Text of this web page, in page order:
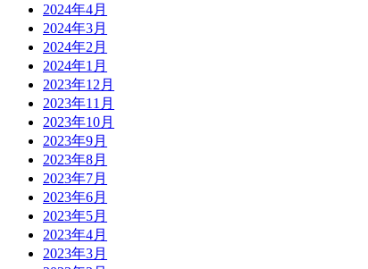
2024年4月
2024年3月
2024年2月
2024年1月
2023年12月
2023年11月
2023年10月
2023年9月
2023年8月
2023年7月
2023年6月
2023年5月
2023年4月
2023年3月